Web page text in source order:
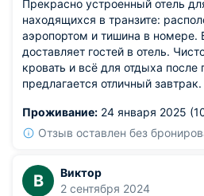
Прекрасно устроенный отель
находящихся в транзите:
аэропортом и тишина в номере.
доставляет гостей в отель.
кровать и всё для отдыха после
предлагается отличный завтрак.
Проживание: 24 января 2025
Отзыв оставлен без
В
Виктор
2 сентября 2024